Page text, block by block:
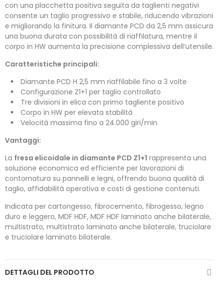
con una placchetta positiva seguita da taglienti negativi
consente un taglio progressivo e stabile, riducendo vibrazioni
e migliorando la finitura. Il diamante PCD da 2,5 mm assicura
una buona durata con possibilità di riaffilatura, mentre il
corpo in HW aumenta la precisione complessiva dell’utensile.
Caratteristiche principali:
Diamante PCD H 2,5 mm riaffilabile fino a 3 volte
Configurazione Z1+1 per taglio controllato
Tre divisioni in elica con primo tagliente positivo
Corpo in HW per elevata stabilità
Velocità massima fino a 24.000 giri/min
Vantaggi:
La fresa elicoidale in diamante PCD Z1+1 rappresenta una
soluzione economica ed efficiente per lavorazioni di
contornatura su pannelli e legni, offrendo buona qualità di
taglio, affidabilità operativa e costi di gestione contenuti.
Indicata per cartongesso, fibrocemento, fibrogesso, legno
duro e leggero, MDF HDF, MDF HDF laminato anche bilaterale,
multistrato, multistrato laminato anche bilaterale, truciolare
e truciolare laminato bilaterale.
DETTAGLI DEL PRODOTTO